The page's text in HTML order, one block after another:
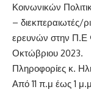
Κοινωνικών
– διεκπεραιωτές/
ερευνών στην Π.Ε
Οκτώβριου 2023.
Πληροφορίες κ.
Από 11 π.μ έως 1